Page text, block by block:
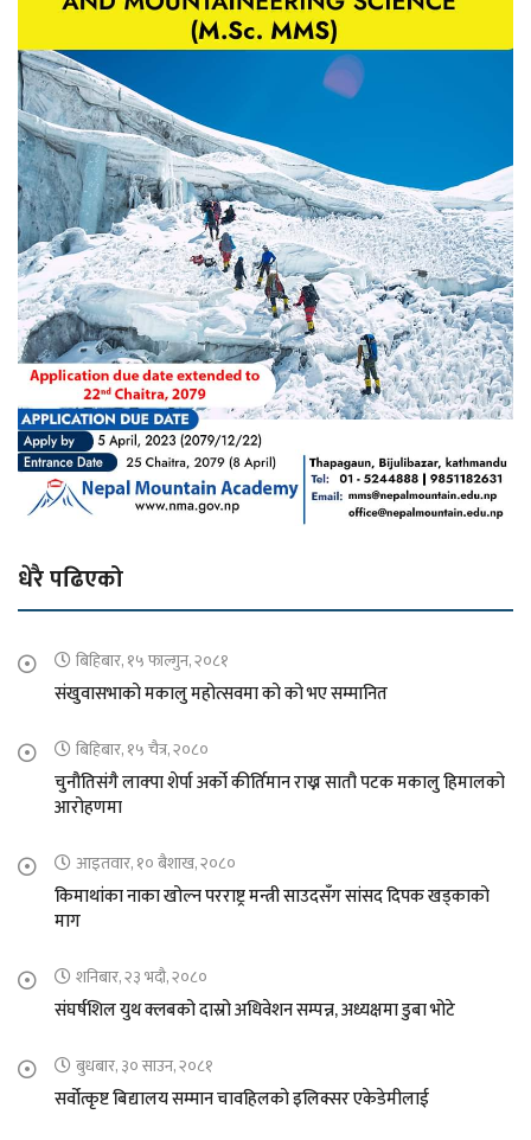
धेरै पढिएको
बिहिबार, १५ फाल्गुन, २०८१
संखुवासभाको मकालु महोत्सवमा को को भए सम्मानित
बिहिबार, १५ चैत्र, २०८०
चुनौतिसंगै लाक्पा शेर्पा अर्को कीर्तिमान राख्न सातौ पटक मकालु हिमालको
आरोहणमा
आइतवार, १० बैशाख, २०८०
किमाथांका नाका खोल्न परराष्ट्र मन्त्री साउदसँग सांसद दिपक खड्काको
माग
शनिबार, २३ भदौ, २०८०
संघर्षशिल युथ क्लबको दास्रो अधिवेशन सम्पन्न, अध्यक्षमा डुबा भोटे
बुधबार, ३० साउन, २०८१
सर्वोत्कृष्ट बिद्यालय सम्मान चावहिलको इलिक्सर एकेडेमीलाई